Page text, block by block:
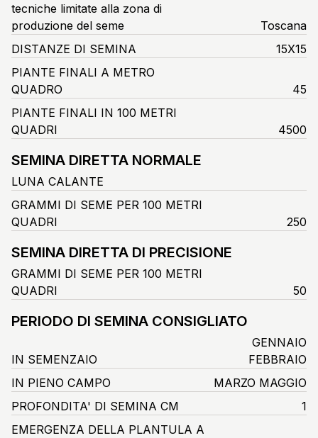
tecniche limitate alla zona di
produzione del seme
Toscana
DISTANZE DI SEMINA
15X15
PIANTE FINALI A METRO
QUADRO
45
PIANTE FINALI IN 100 METRI
QUADRI
4500
SEMINA DIRETTA NORMALE
LUNA CALANTE
GRAMMI DI SEME PER 100 METRI
QUADRI
250
SEMINA DIRETTA DI PRECISIONE
GRAMMI DI SEME PER 100 METRI
QUADRI
50
PERIODO DI SEMINA CONSIGLIATO
IN SEMENZAIO
GENNAIO
FEBBRAIO
IN PIENO CAMPO
MARZO MAGGIO
PROFONDITA' DI SEMINA CM
1
EMERGENZA DELLA PLANTULA A